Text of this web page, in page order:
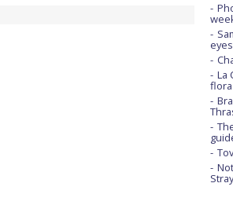
eyes
La